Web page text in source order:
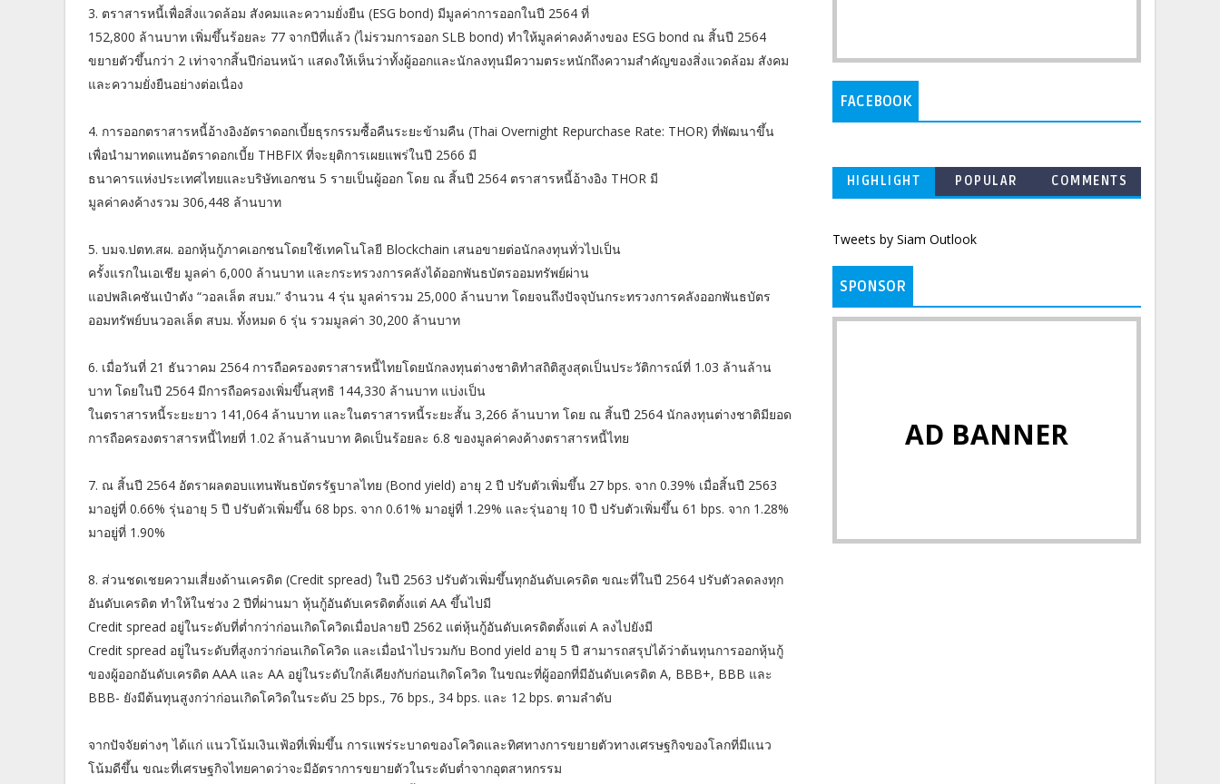
3. ตราสารหนี้เพื่อสิ่งแวดล้อม สังคมและความยั่งยืน (ESG bond) มีมูลค่าการออกในปี 2564 ที่
152,800 ล้านบาท เพิ่มขึ้นร้อยละ 77 จากปีที่แล้ว (ไม่รวมการออก SLB bond) ทำให้มูลค่าคงค้างของ ESG bond ณ สิ้นปี 2564
ขยายตัวขึ้นกว่า 2 เท่าจากสิ้นปีก่อนหน้า แสดงให้เห็นว่าทั้งผู้ออกและนักลงทุนมีความตระหนักถึงความสำคัญของสิ่งแวดล้อม สังคม
และความยั่งยืนอย่างต่อเนื่อง
4. การออกตราสารหนี้อ้างอิงอัตราดอกเบี้ยธุรกรรมซื้อคืนระยะข้ามคืน (Thai Overnight Repurchase Rate: THOR) ที่พัฒนาขึ้น
เพื่อนำมาทดแทนอัตราดอกเบี้ย THBFIX ที่จะยุติการเผยแพร่ในปี 2566 มี
ธนาคารแห่งประเทศไทยและบริษัทเอกชน 5 รายเป็นผู้ออก โดย ณ สิ้นปี 2564 ตราสารหนี้อ้างอิง THOR มี
มูลค่าคงค้างรวม 306,448 ล้านบาท
5. บมจ.ปตท.สผ. ออกหุ้นกู้ภาคเอกชนโดยใช้เทคโนโลยี Blockchain เสนอขายต่อนักลงทุนทั่วไปเป็น
ครั้งแรกในเอเชีย มูลค่า 6,000 ล้านบาท และกระทรวงการคลังได้ออกพันธบัตรออมทรัพย์ผ่าน
แอปพลิเคชันเป๋าตัง “วอลเล็ต สบม.” จำนวน 4 รุ่น มูลค่ารวม 25,000 ล้านบาท โดยจนถึงปัจจุบันกระทรวงการคลังออกพันธบัตร
ออมทรัพย์บนวอลเล็ต สบม. ทั้งหมด 6 รุ่น รวมมูลค่า 30,200 ล้านบาท
6. เมื่อวันที่ 21 ธันวาคม 2564 การถือครองตราสารหนี้ไทยโดยนักลงทุนต่างชาติทำสถิติสูงสุดเป็นประวัติการณ์ที่ 1.03 ล้านล้าน
บาท โดยในปี 2564 มีการถือครองเพิ่มขึ้นสุทธิ 144,330 ล้านบาท แบ่งเป็น
ในตราสารหนี้ระยะยาว 141,064 ล้านบาท และในตราสารหนี้ระยะสั้น 3,266 ล้านบาท โดย ณ สิ้นปี 2564 นักลงทุนต่างชาติมียอด
การถือครองตราสารหนี้ไทยที่ 1.02 ล้านล้านบาท คิดเป็นร้อยละ 6.8 ของมูลค่าคงค้างตราสารหนี้ไทย
7. ณ สิ้นปี 2564 อัตราผลตอบแทนพันธบัตรรัฐบาลไทย (Bond yield) อายุ 2 ปี ปรับตัวเพิ่มขึ้น 27 bps. จาก 0.39% เมื่อสิ้นปี 2563
มาอยู่ที่ 0.66% รุ่นอายุ 5 ปี ปรับตัวเพิ่มขึ้น 68 bps. จาก 0.61% มาอยู่ที่ 1.29% และรุ่นอายุ 10 ปี ปรับตัวเพิ่มขึ้น 61 bps. จาก 1.28%
มาอยู่ที่ 1.90%
8. ส่วนชดเชยความเสี่ยงด้านเครดิต (Credit spread) ในปี 2563 ปรับตัวเพิ่มขึ้นทุกอันดับเครดิต ขณะที่ในปี 2564 ปรับตัวลดลงทุก
อันดับเครดิต ทำให้ในช่วง 2 ปีที่ผ่านมา หุ้นกู้อันดับเครดิตตั้งแต่ AA ขึ้นไปมี
Credit spread อยู่ในระดับที่ต่ำกว่าก่อนเกิดโควิดเมื่อปลายปี 2562 แต่หุ้นกู้อันดับเครดิตตั้งแต่ A ลงไปยังมี
Credit spread อยู่ในระดับที่สูงกว่าก่อนเกิดโควิด และเมื่อนำไปรวมกับ Bond yield อายุ 5 ปี สามารถสรุปได้ว่าต้นทุนการออกหุ้นกู้
ของผู้ออกอันดับเครดิต AAA และ AA อยู่ในระดับใกล้เคียงกับก่อนเกิดโควิด ในขณะที่ผู้ออกที่มีอันดับเครดิต A, BBB+, BBB และ
BBB- ยังมีต้นทุนสูงกว่าก่อนเกิดโควิดในระดับ 25 bps., 76 bps., 34 bps. และ 12 bps. ตามลำดับ
จากปัจจัยต่างๆ ได้แก่ แนวโน้มเงินเฟ้อที่เพิ่มขึ้น การแพร่ระบาดของโควิดและทิศทางการขยายตัวทางเศรษฐกิจของโลกที่มีแนว
โน้มดีขึ้น ขณะที่เศรษฐกิจไทยคาดว่าจะมีอัตราการขยายตัวในระดับต่ำจากอุตสาหกรรม
FACEBOOK
HIGHLIGHT POPULAR COMMENTS
Tweets by Siam Outlook
SPONSOR
AD BANNER